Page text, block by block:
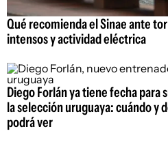
Qué recomienda el Sinae ante
intensos y actividad eléctrica
Diego Forlán ya tiene fecha para
la selección uruguaya: cuándo y
podrá ver